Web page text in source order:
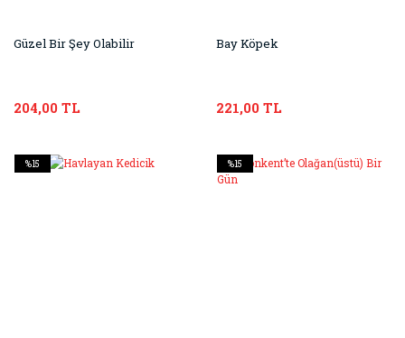
Güzel Bir Şey Olabilir
204,00 TL
Bay Köpek
221,00 TL
%15 %15